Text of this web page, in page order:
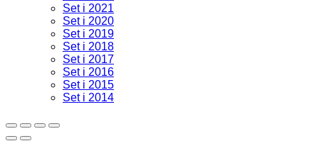
Set i 2021
Set i 2020
Set i 2019
Set i 2018
Set i 2017
Set i 2016
Set i 2015
Set i 2014